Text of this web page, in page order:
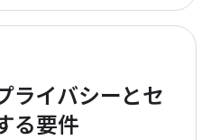
ライバシーとセ
る要件